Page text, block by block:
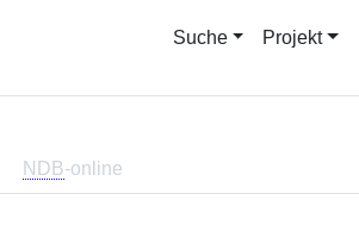
Suche Projekt
NDB-online